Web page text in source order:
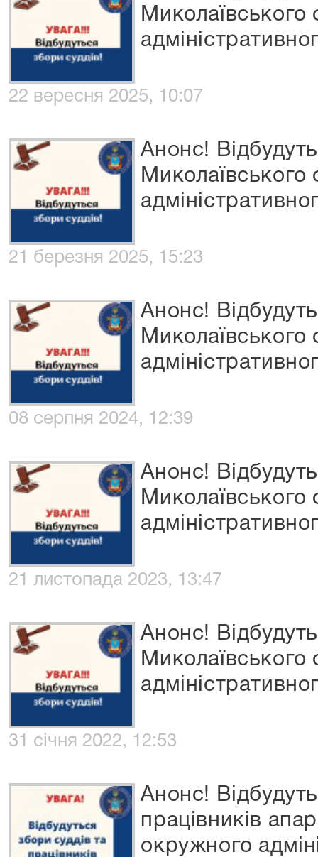
Миколаївського
22 вересня 2025, 10:07
Анонс!
Миколаївського
21 березня 2025, 15:23
Анонс!
Миколаївського
08 серпня 2024, 12:39
Анонс!
Миколаївського
21 листопада 2023, 13:47
Анонс!
Миколаївського
31 січня 2022, 12:53
Анонс!
працівників
окружного